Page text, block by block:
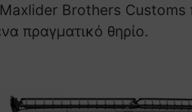
Brothers Customs
πραγματικό θηρίο.